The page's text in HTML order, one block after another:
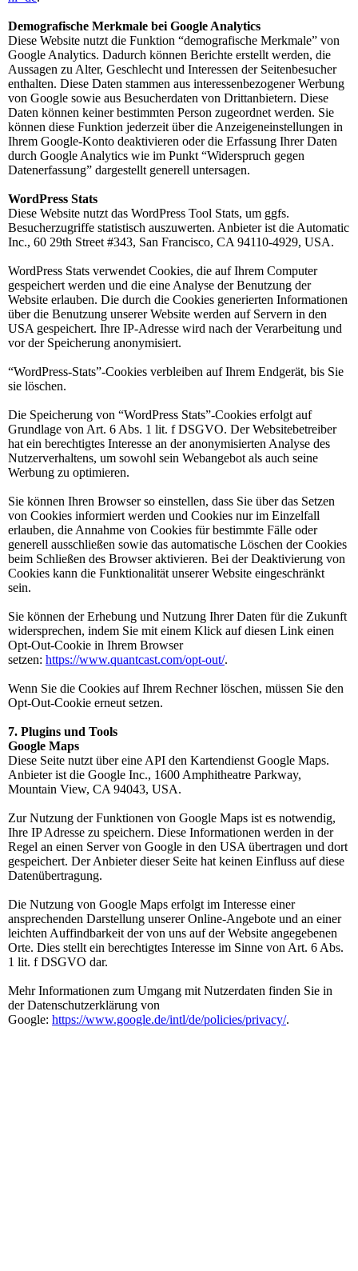
Demografische Merkmale bei Google Analytics
Diese Website nutzt die Funktion “demografische Merkmale” von
Google Analytics. Dadurch können Berichte erstellt werden, die
Aussagen zu Alter, Geschlecht und Interessen der Seitenbesucher
enthalten. Diese Daten stammen aus interessenbezogener Werbung
von Google sowie aus Besucherdaten von Drittanbietern. Diese
Daten können keiner bestimmten Person zugeordnet werden. Sie
können diese Funktion jederzeit über die Anzeigeneinstellungen in
Ihrem Google-Konto deaktivieren oder die Erfassung Ihrer Daten
durch Google Analytics wie im Punkt “Widerspruch gegen
Datenerfassung” dargestellt generell untersagen.
WordPress Stats
Diese Website nutzt das WordPress Tool Stats, um ggfs.
Besucherzugriffe statistisch auszuwerten. Anbieter ist die Automatic
Inc., 60 29th Street #343, San Francisco, CA 94110-4929, USA.
WordPress Stats verwendet Cookies, die auf Ihrem Computer
gespeichert werden und die eine Analyse der Benutzung der
Website erlauben. Die durch die Cookies generierten Informationen
über die Benutzung unserer Website werden auf Servern in den
USA gespeichert. Ihre IP-Adresse wird nach der Verarbeitung und
vor der Speicherung anonymisiert.
“WordPress-Stats”-Cookies verbleiben auf Ihrem Endgerät, bis Sie
sie löschen.
Die Speicherung von “WordPress Stats”-Cookies erfolgt auf
Grundlage von Art. 6 Abs. 1 lit. f DSGVO. Der Websitebetreiber
hat ein berechtigtes Interesse an der anonymisierten Analyse des
Nutzerverhaltens, um sowohl sein Webangebot als auch seine
Werbung zu optimieren.
Sie können Ihren Browser so einstellen, dass Sie über das Setzen
von Cookies informiert werden und Cookies nur im Einzelfall
erlauben, die Annahme von Cookies für bestimmte Fälle oder
generell ausschließen sowie das automatische Löschen der Cookies
beim Schließen des Browser aktivieren. Bei der Deaktivierung von
Cookies kann die Funktionalität unserer Website eingeschränkt
sein.
Sie können der Erhebung und Nutzung Ihrer Daten für die Zukunft
widersprechen, indem Sie mit einem Klick auf diesen Link einen
Opt-Out-Cookie in Ihrem Browser
setzen: https://www.quantcast.com/opt-out/.
Wenn Sie die Cookies auf Ihrem Rechner löschen, müssen Sie den
Opt-Out-Cookie erneut setzen.
7. Plugins und Tools
Google Maps
Diese Seite nutzt über eine API den Kartendienst Google Maps.
Anbieter ist die Google Inc., 1600 Amphitheatre Parkway,
Mountain View, CA 94043, USA.
Zur Nutzung der Funktionen von Google Maps ist es notwendig,
Ihre IP Adresse zu speichern. Diese Informationen werden in der
Regel an einen Server von Google in den USA übertragen und dort
gespeichert. Der Anbieter dieser Seite hat keinen Einfluss auf diese
Datenübertragung.
Die Nutzung von Google Maps erfolgt im Interesse einer
ansprechenden Darstellung unserer Online-Angebote und an einer
leichten Auffindbarkeit der von uns auf der Website angegebenen
Orte. Dies stellt ein berechtigtes Interesse im Sinne von Art. 6 Abs.
1 lit. f DSGVO dar.
Mehr Informationen zum Umgang mit Nutzerdaten finden Sie in
der Datenschutzerklärung von
Google: https://www.google.de/intl/de/policies/privacy/.